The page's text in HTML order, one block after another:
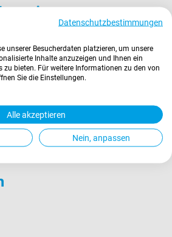
Datenschutzbestimmungen
unserer Besucherdaten platzieren, um unsere
Inhalte anzuzeigen und Ihnen ein
zu bieten. Für weitere Informationen zu den von
Sie die Einstellungen.
Alle akzeptieren
Nein, anpassen